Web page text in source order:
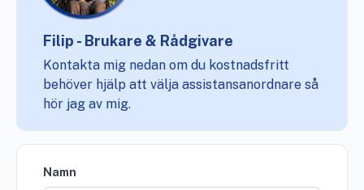
Filip - Brukare & Rådgivare
Kontakta mig nedan om du kostnadsfritt
behöver hjälp att välja assistansanordnare så
hör jag av mig.
Namn